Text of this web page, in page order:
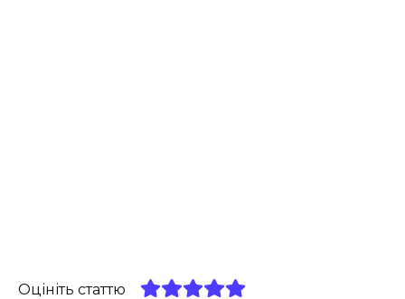
Оцініть статтю